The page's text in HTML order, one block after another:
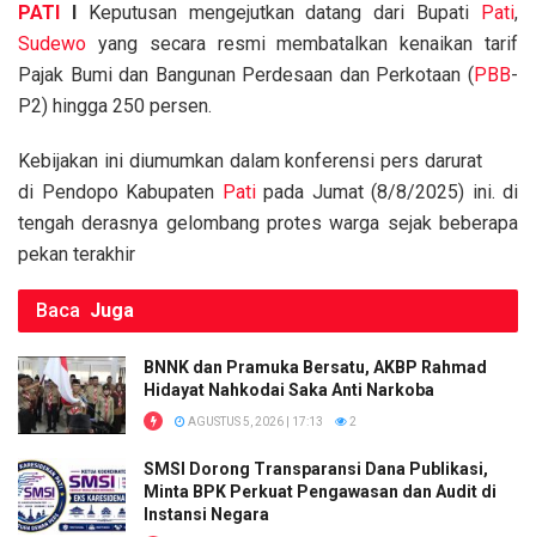
ce
b
o
o
k
tt
er
ail at
s
A
p
p
py
Li
k
ar
e
PATI Keputusan mengejutkan datang dari Bupati Pati,
Sudewo yang secara resmi membatalkan kenaikan tarif
Pajak Bumi dan Bangunan Perdesaan dan Perkotaan ( PBB-
P2) hingga 250 persen.
Kebijakan ini diumumkan dalam konferensi pers darurat
di Pendopo Kabupaten Patipada Jumat (8/8/2025) ini. di
tengah derasnya gelombang protes warga sejak beberapa
pekan terakhir
Baca Juga
BNNK dan Pramuka Bersatu, AKBP Rahmad
Hidayat Nahkodai Saka Anti Narkoba
AGUSTUS 5, 2026 | 17:13 2
SMSI Dorong Transparansi Dana Publikasi,
Minta BPK Perkuat Pengawasan dan Audit di
Instansi Negara